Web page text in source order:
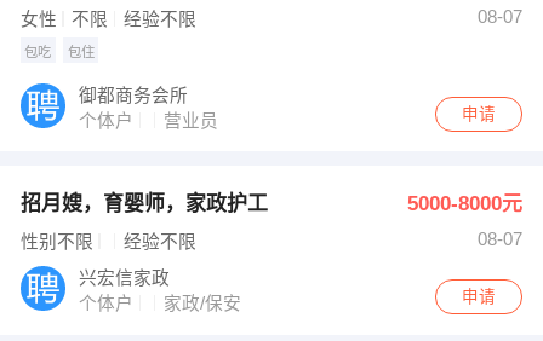
女性 不限 经验不限 08-07
包吃 包住
御都商务会所
个体户
营业员 申请
招月嫂，育婴师，家政护工 5000-8000元
性别不限 经验不限
08-07
兴宏信家政
个体户
家政/保安 申请